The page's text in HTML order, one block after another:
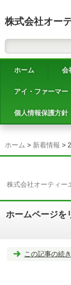
株式会社オー
ホーム 会
アイ・ファーマー
個人情報保護方針
ホーム > 新着情報 >
株式会社オーティー
ホームページを
この記事の続